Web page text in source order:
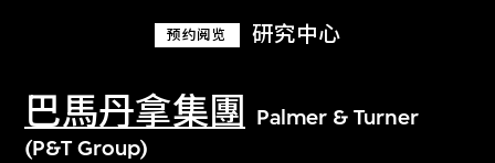
预约阅览 研究中心
巴馬丹拿集團
Palmer & Turner
(P&T Group)
探索世界顶级的二十及二十一世纪视觉
文化藏品。